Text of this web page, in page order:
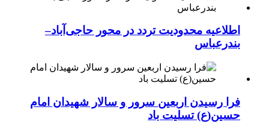
اطلاعیه محدودیت تردد در محور حاجی‌آباد–
بندرعباس
فرا رسیدن اربعین سرور و سالار شهیدان امام
حسین(ع) تسلیت باد